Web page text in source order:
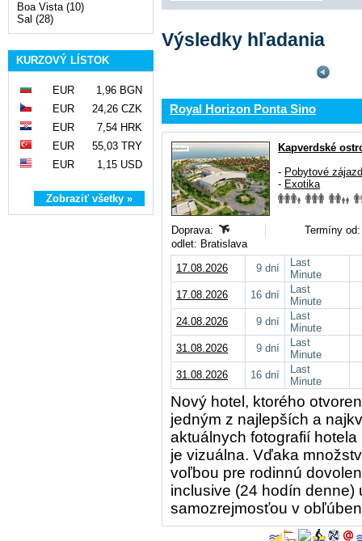
Boa Vista (10)
Sal (28)
KURZOVÝ LÍSTOK
EUR
1,96 BGN
EUR
24,26 CZK
EUR
7,54 HRK
EUR
55,03 TRY
EUR
1,15 USD
Zobraziť všetky »
Výsledky hľadania
Royal Horizon Ponta Sino
Kapverdské
- Pobytové
- Exotika
Doprava:
Termíny
odlet: Bratislava
17.08.2026
9 dní
Last
Minute
17.08.2026
16 dní
Last
Minute
24.08.2026
9 dní
Last
Minute
31.08.2026
9 dní
Last
Minute
31.08.2026
16 dní
Last
Minute
Nový hotel, ktorého
jedným z najlepších a
aktuálnych fotografií
je vizuálna. Vďaka
voľbou pre rodinnú
inclusive (24 hodín
samozrejmosťou v